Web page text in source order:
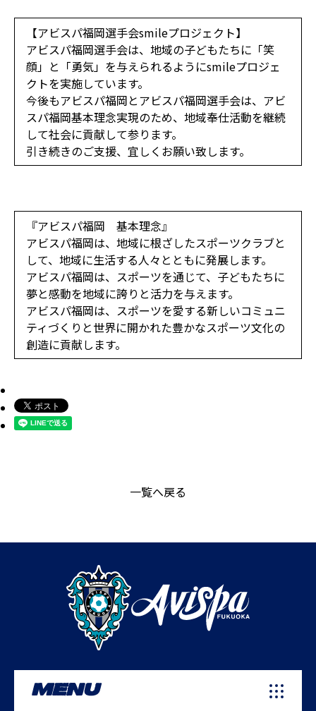
【アビスパ福岡選手会smileプロジェクト】
アビスパ福岡選手会は、地域の子どもたちに「笑
顔」と「勇気」を与えられるようにsmileプロジェ
クトを実施しています。
今後もアビスパ福岡とアビスパ福岡選手会は、アビ
スパ福岡基本理念実現のため、地域奉仕活動を継続
して社会に貢献して参ります。
引き続きのご支援、宜しくお願い致します。
『アビスパ福岡 基本理念』
アビスパ福岡は、地域に根ざしたスポーツクラブと
して、地域に生活する人々とともに発展します。
アビスパ福岡は、スポーツを通じて、子どもたちに
夢と感動を地域に誇りと活力を与えます。
アビスパ福岡は、スポーツを愛する新しいコミュニ
ティづくりと世界に開かれた豊かなスポーツ文化の
創造に貢献します。
一覧へ戻る
MENU